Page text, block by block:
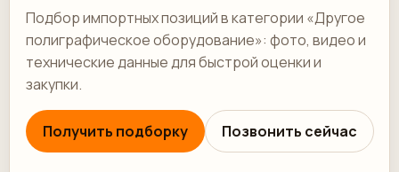
Подбор импортных позиций в категории «Другое
полиграфическое оборудование»: фото, видео и
технические данные для быстрой оценки и
закупки.
Получить подборку Позвонить сейчас